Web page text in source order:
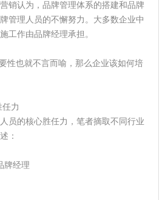
销认为，品牌管理体系的搭建和品牌
管理人员的不懈努力。大多数企业中
工作由品牌经理承担。
性也就不言而喻，那么企业该如何培
力
员的核心胜任力，笔者摘取不同行业
：
牌经理